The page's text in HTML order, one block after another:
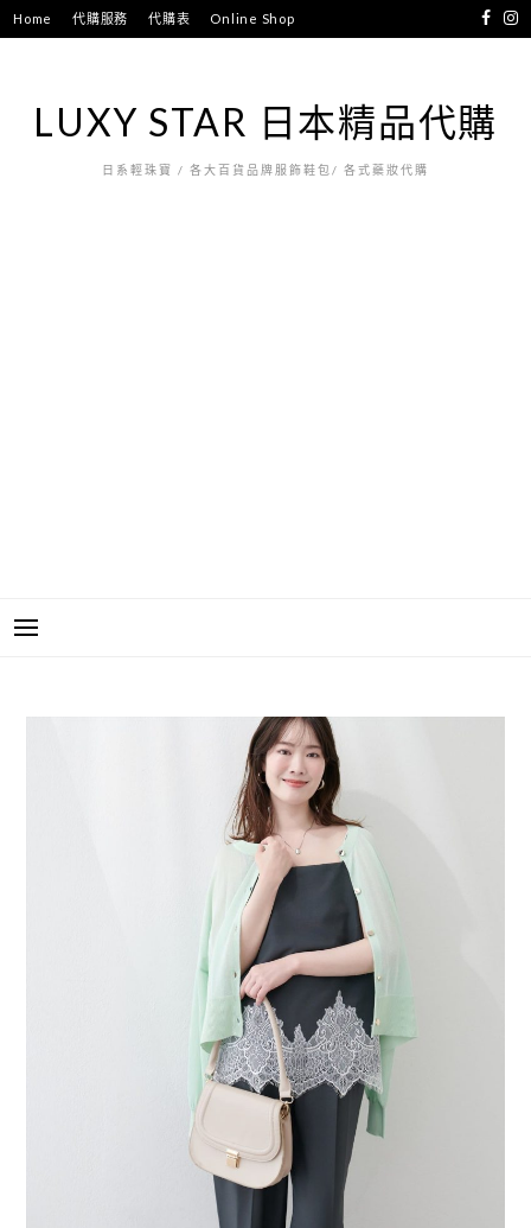
跳
至
Home 代購服務 代購表 Online Shop
LUXY STAR 日本精品代購
日系輕珠寶 / 各大百貨品牌服飾鞋包/ 各式藥妝代購